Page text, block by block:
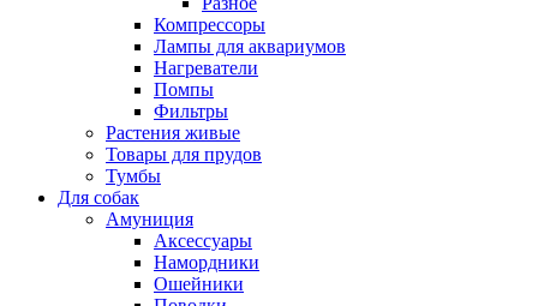
Компрессоры
Лампы для аквариумов
Нагреватели
Помпы
Фильтры
Растения живые
Товары для прудов
Тумбы
Для собак
Амуниция
Аксессуары
Намордники
Ошейники